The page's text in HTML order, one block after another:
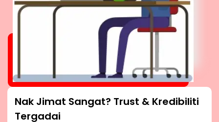
Nak Jimat Sangat? Trust & Kredibiliti
Tergadai